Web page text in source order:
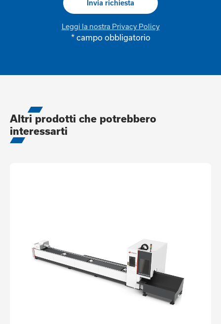
Leggi la nostra Privacy Policy
* campo obbligatorio
Altri prodotti che potrebbero
interessarti